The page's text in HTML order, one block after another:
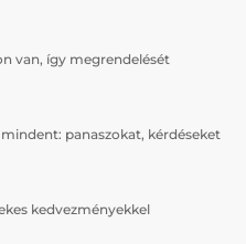
van, így megrendelését
panaszokat, kérdéseket
kedvezményekkel